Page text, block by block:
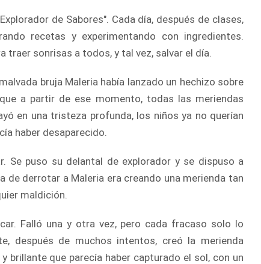
de Sabores". Cada día, después de clases,
recetas y experimentando con ingredientes.
traer sonrisas a todos, y tal vez, salvar el día.
bruja Maleria había lanzado un hechizo sobre
a partir de ese momento, todas las meriendas
en una tristeza profunda, los niños ya no querían
haber desaparecido.
Se puso su delantal de explorador y se dispuso a
de derrotar a Maleria era creando una merienda tan
maldición.
Falló una y otra vez, pero cada fracaso solo lo
después de muchos intentos, creó la merienda
brillante que parecía haber capturado el sol, con un